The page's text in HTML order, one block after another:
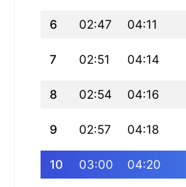
6 02:47 04:11
7 02:51 04:14
8 02:54 04:16
9 02:57 04:18
10 03:00 04:20